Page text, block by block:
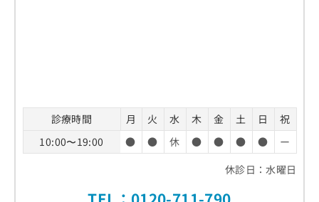
診療時間 月 火 水 木 金 土 日
祝
10:00〜19:00
● ● 休 ● ● ● ●
ー
休診日：水曜日